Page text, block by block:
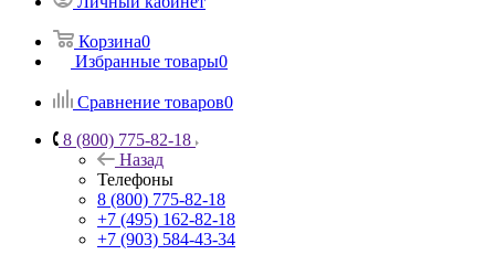
Корзина0
Избранные товары0
Сравнение товаров0
8 (800) 775-82-18
Назад
Телефоны
8 (800) 775-82-18
+7 (495) 162-82-18
+7 (903) 584-43-34